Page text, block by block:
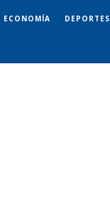
ECONOMÍA DEPORTES